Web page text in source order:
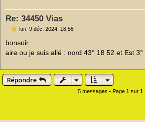
Re: 34450 Vias
M
s
a
n
o
n
lun. 9 déc. 2024, 18:56
bonsoir
aire ou je suis allé : nord 43° 18 52 et Est 3°
Répondre
5 messages • Page 1 sur 1